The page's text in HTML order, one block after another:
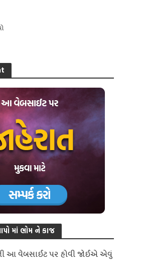
માં ભોમ ને કાજ
આ વેબસાઈટ પર હોવી જોઈએ એવું